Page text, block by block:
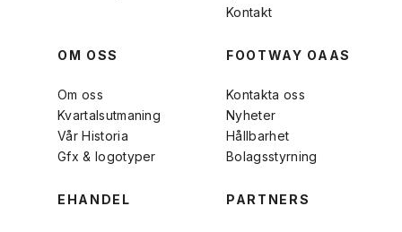
Kontakt
OM OSS
Om oss
Kvartalsutmaning
Vår Historia
Gfx & logotyper
FOOTWAY OAAS
Kontakta oss
Nyheter
Hållbarhet
Bolagsstyrning
EHANDEL PARTNERS